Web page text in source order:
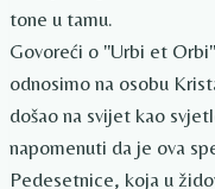
tone u tamu.
Govoreći o "Urbi et
odnosimo na osobu
došao na svijet kao
napomenuti da je ova
Pedesetnice, koja u